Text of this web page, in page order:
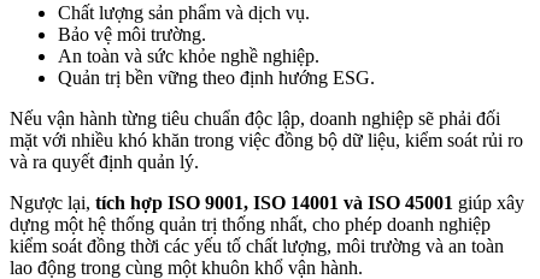
Chất lượng sản phẩm và dịch vụ.
Bảo vệ môi trường.
An toàn và sức khỏe nghề nghiệp.
Quản trị bền vững theo định hướng ESG.
Nếu vận hành từng tiêu chuẩn độc lập, doanh nghiệp sẽ phải đối
mặt với nhiều khó khăn trong việc đồng bộ dữ liệu, kiểm soát rủi ro
và ra quyết định quản lý.
Ngược lại, tích hợp ISO 9001, ISO 14001 và ISO 45001 giúp xây
dựng một hệ thống quản trị thống nhất, cho phép doanh nghiệp
kiểm soát đồng thời các yếu tố chất lượng, môi trường và an toàn
lao động trong cùng một khuôn khổ vận hành.